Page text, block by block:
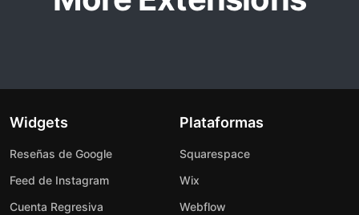
Widgets
Reseñas de Google
Feed de Instagram
Cuenta Regresiva
Plataformas
Squarespace
Wix
Webflow